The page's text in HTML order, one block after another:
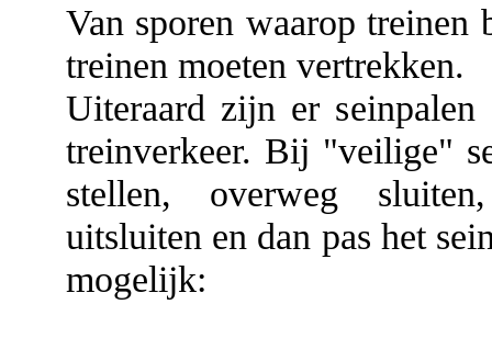
Van sporen waarop treinen
treinen moeten vertrekken.
Uiteraard zijn er
treinverkeer. Bij "veilige"
stellen, overweg
uitsluiten en dan pas het
mogelijk: